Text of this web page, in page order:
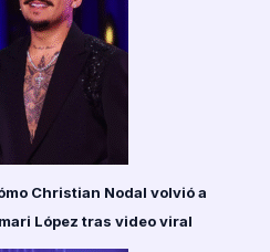
Christian Nodal volvió a
López tras video viral